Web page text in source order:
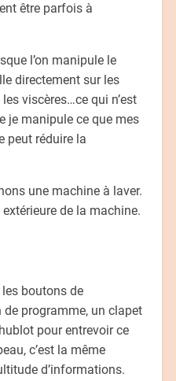
être parfois à
l’on manipule le
directement sur les
viscères…ce qui n’est
je manipule ce que mes
peut réduire la
une machine à laver.
de la machine.
boutons de
programme, un clapet
pour entrevoir ce
c’est la même
d’informations.